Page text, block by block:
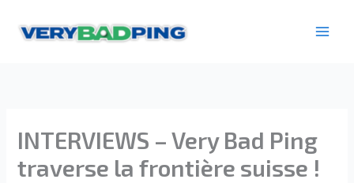
INTERVIEWS – Very Bad Ping
traverse la frontière suisse !